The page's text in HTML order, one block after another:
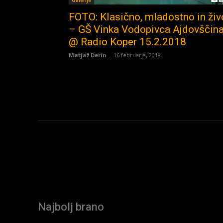
FOTO: Klasično, mladostno in
– GŠ Vinka Vodopivca
@ Radio Koper 15.2.2018
Matjaž Derin - 16 februarja, 2018
Najbolj brano